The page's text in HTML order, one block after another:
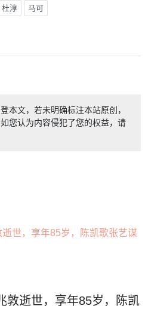
杜淳 马可
本文，若未明确标注本站原创，
您认为内容侵犯了您的权益，请
敦逝世，享年85岁，陈凯